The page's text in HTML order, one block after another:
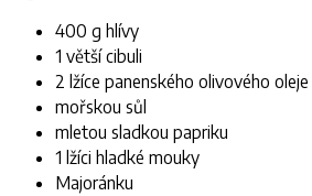
400 g hlívy
1 větší cibuli
2 lžíce panenského olivového oleje
mořskou sůl
mletou sladkou papriku
1 lžíci hladké mouky
Majoránku